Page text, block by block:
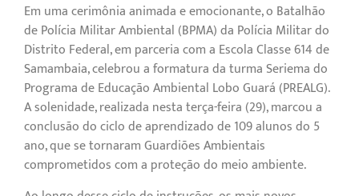
Em uma cerimônia animada e emocionante, o Batalhão
de Polícia Militar Ambiental (BPMA) da Polícia Militar do
Distrito Federal, em parceria com a Escola Classe 614 de
Samambaia, celebrou a formatura da turma Seriema do
Programa de Educação Ambiental Lobo Guará (PREALG).
A solenidade, realizada nesta terça-feira (29), marcou a
conclusão do ciclo de aprendizado de 109 alunos do 5º
ano, que se tornaram Guardiões Ambientais
comprometidos com a proteção do meio ambiente.